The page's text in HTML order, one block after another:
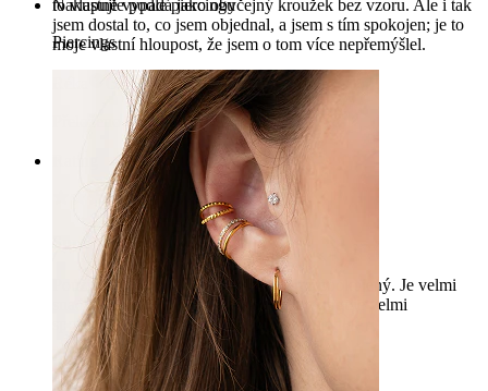
Nakupujte podle piercingu
Piercings
to vlastně vypadá jako obyčejný kroužek bez vzoru. Ale i tak
jsem dostal to, co jsem objednal, a jsem s tím spokojen; je to
moje vlastní hloupost, že jsem o tom více nepřemýšlel.
Ověřený nákup
Přeloženo pomocí AI Zobrazit původní text
Super volba!
Používám to asi rok a jsem s tím velmi spokojený. Je velmi
snadné to vyjmout a vložit, zámek mi funguje velmi
spolehlivě. Také to vypadá hezky a pohodlně :)
Betti Ověřený nákup